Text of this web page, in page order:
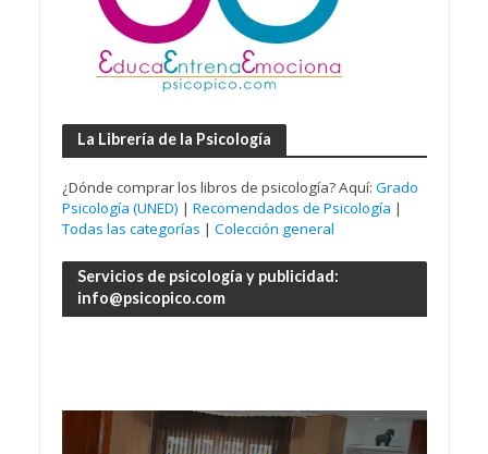
La Librería de la Psicología
¿Dónde comprar los libros de psicología? Aquí: Grado
Psicología (UNED) | Recomendados de Psicología |
Todas las categorías | Colección general
Servicios de psicología y publicidad:
info@psicopico.com